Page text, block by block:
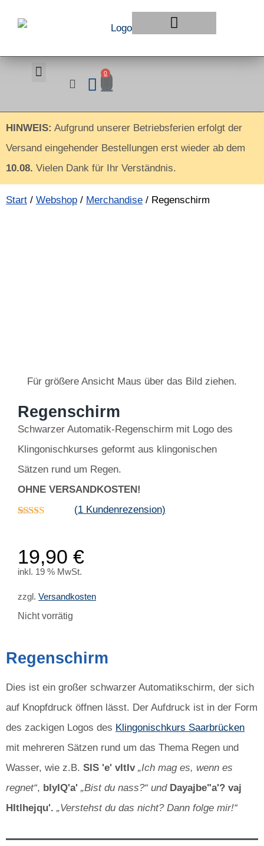
0
HINWEIS: Aufgrund unserer Betriebsferien erfolgt der
Versand eingehender Bestellungen erst wieder ab dem
10.08. Vielen Dank für Ihr Verständnis.
Start / Webshop / Merchandise / Regenschirm
Für größere Ansicht Maus über das Bild ziehen.
Regenschirm
Schwarzer Automatik-Regenschirm mit Logo des
Klingonischkurses geformt aus klingonischen
Sätzen rund um Regen.
OHNE VERSANDKOSTEN!
basierend
auf
Kundenbewertung
(1Kundenrezension)
19,90 €
inkl. 19 % MwSt.
zzgl. Versandkosten
Nicht vorrätig
Regenschirm
Dies ist ein großer schwarzer Automatikschirm, der sich
auf Knopfdruck öffnen lässt. Der Aufdruck ist in der Form
des zackigen Logos des Klingonischkurs Saarbrücken
mit mehreren Sätzen rund um das Thema Regen und
Wasser, wie z.B. SIS 'e' vItIv „Ich mag es, wenn es
regnet“, bIyIQ'a' „Bist du nass?“ und Dayajbe"a'? vaj
HItlhejqu'. „Verstehst du das nicht? Dann folge mir!“